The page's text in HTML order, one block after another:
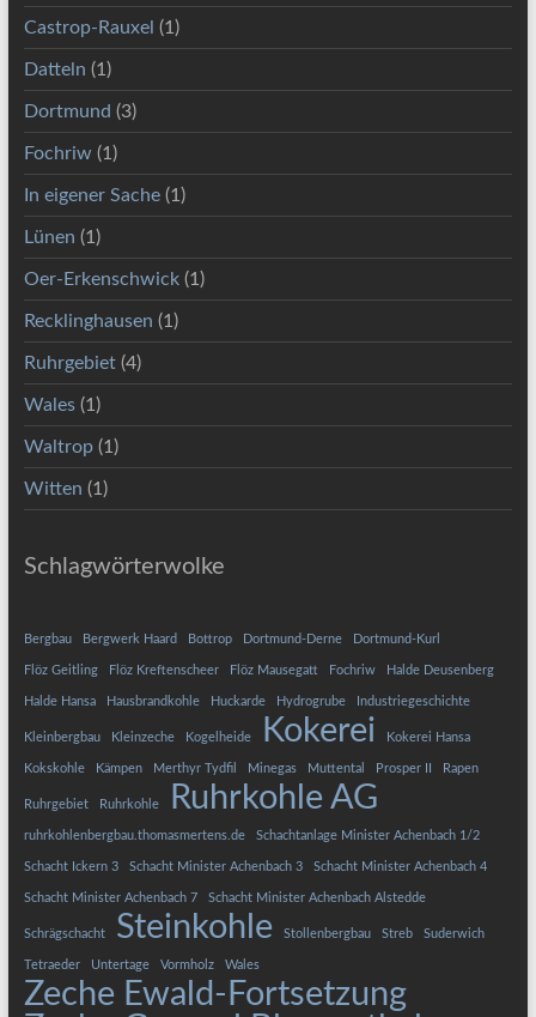
Castrop-Rauxel (1)
Datteln (1)
Dortmund (3)
Fochriw (1)
In eigener Sache(1)
Lünen (1)
Oer-Erkenschwick(1)
Recklinghausen (1)
Ruhrgebiet(4)
Wales(1)
Waltrop(1)
Witten (1)
Schlagwörterwolke
Bergbau Bergwerk Haard Bottrop Dortmund-Derne Dortmund-Kurl
Flöz Geitling Flöz Kreftenscheer Flöz Mausegatt Fochriw Halde Deusenberg
Halde Hansa Hausbrandkohle Huckarde Hydrogrube Industriegeschichte
Kleinbergbau Kleinzeche Kogelheide Kokerei Kokerei Hansa
Kokskohle Kämpen Merthyr Tydfil Minegas Muttental Prosper II Rapen
Ruhrgebiet Ruhrkohle Ruhrkohle AG
ruhrkohlenbergbau.thomasmertens.de Schachtanlage Minister Achenbach 1/2
Schacht Ickern 3 Schacht Minister Achenbach 3 Schacht Minister Achenbach 4
Schacht Minister Achenbach 7 Schacht Minister Achenbach Alstedde
Schrägschacht Steinkohle Stollenbergbau Streb Suderwich
Tetraeder Untertage Vormholz Wales
Zeche Ewald-Fortsetzung